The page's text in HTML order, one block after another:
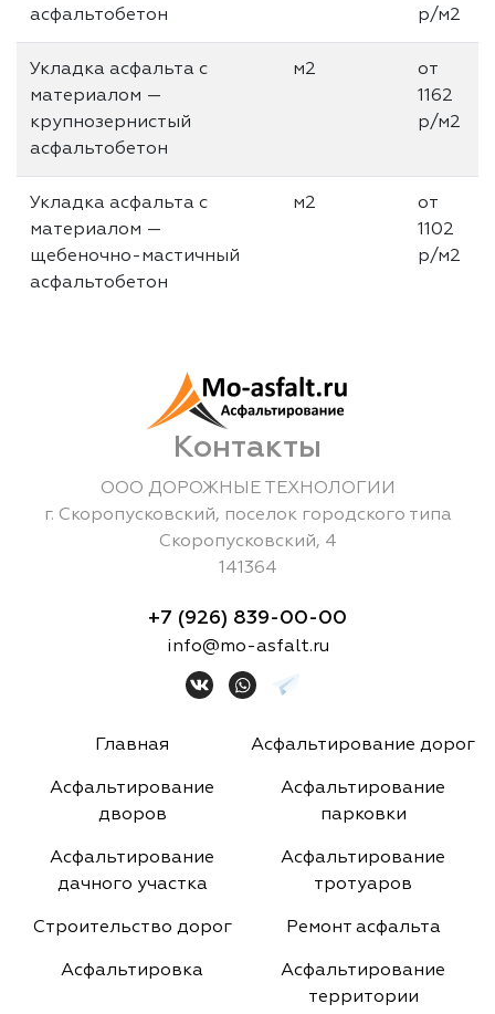
асфальтобетон
р/м2
Укладка асфальта с
материалом —
крупнозернистый
асфальтобетон
м2
от
1162
р/м2
Укладка асфальта с
материалом —
щебеночно-мастичный
асфальтобетон
м2
от
1102
р/м2
Контакты
ООО ДОРОЖНЫЕ ТЕХНОЛОГИИ
г. Скоропусковский, поселок городского типа
Скоропусковский, 4
141364
+7 (926) 839-00-00
info@mo-asfalt.ru
Главная Асфальтирование дорог
Асфальтирование
дворов
Асфальтирование
парковки
Асфальтирование
дачного участка
Асфальтирование
тротуаров
Строительство дорог Ремонт асфальта
Асфальтировка
Асфальтирование
территории